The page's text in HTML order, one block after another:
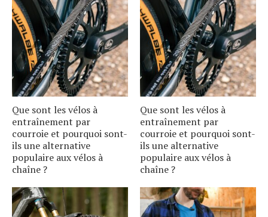
Que sont les vélos à
entraînement par
courroie et pourquoi sont-
ils une alternative
populaire aux vélos à
chaîne ?
Que sont les vélos à
entraînement par
courroie et pourquoi sont-
ils une alternative
populaire aux vélos à
chaîne ?